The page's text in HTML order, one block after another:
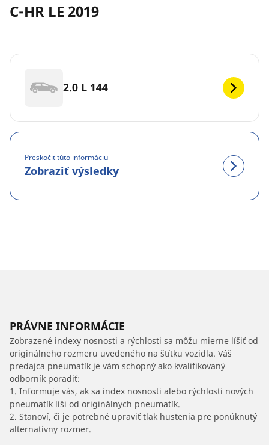
C-HR LE 2019
2.0 L 144
Preskočiť túto informáciu
Zobraziť výsledky
PRÁVNE INFORMÁCIE
Zobrazené indexy nosnosti a rýchlosti sa môžu mierne líšiť od
originálneho rozmeru uvedeného na štítku vozidla. Váš
predajca pneumatík je vám schopný ako kvalifikovaný
odborník poradiť:
1. Informuje vás, ak sa index nosnosti alebo rýchlosti nových
pneumatík líši od originálnych pneumatík.
2. Stanoví, či je potrebné upraviť tlak hustenia pre ponúknutý
alternatívny rozmer.